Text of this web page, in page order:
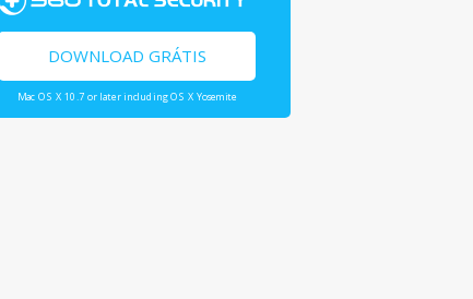
DOWNLOAD GRÁTIS
Mac OS X 10.7 or later including OS X Yosemite